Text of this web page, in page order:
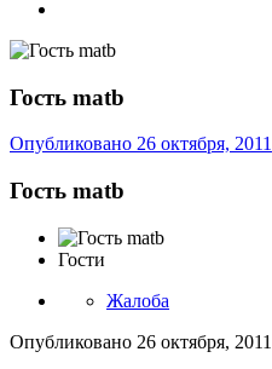
Гость matb
Опубликовано 26 октября, 2011
Гость matb
Гости
Жалоба
Опубликовано 26 октября, 2011